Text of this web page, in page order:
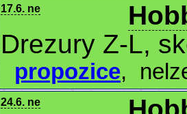
17.6. ne
Drezury Z-L,
propozice,
24.6. ne